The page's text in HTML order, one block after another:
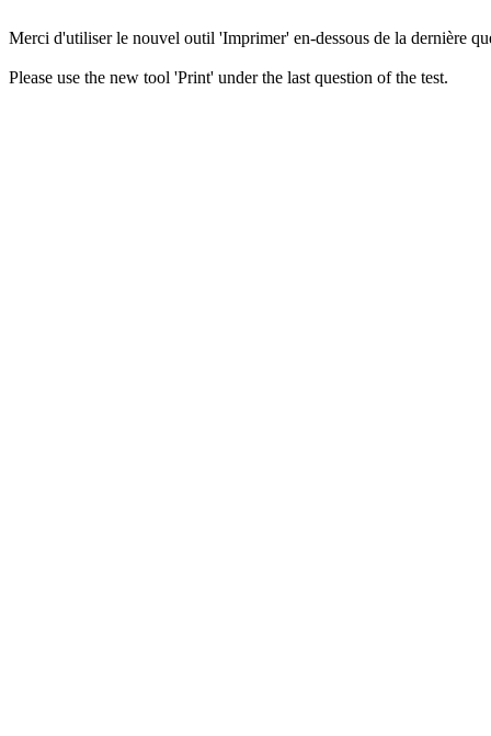
Merci d'utiliser le nouvel outil 'Imprimer' en-dessous de la dernière
Please use the new tool 'Print' under the last question of the test.